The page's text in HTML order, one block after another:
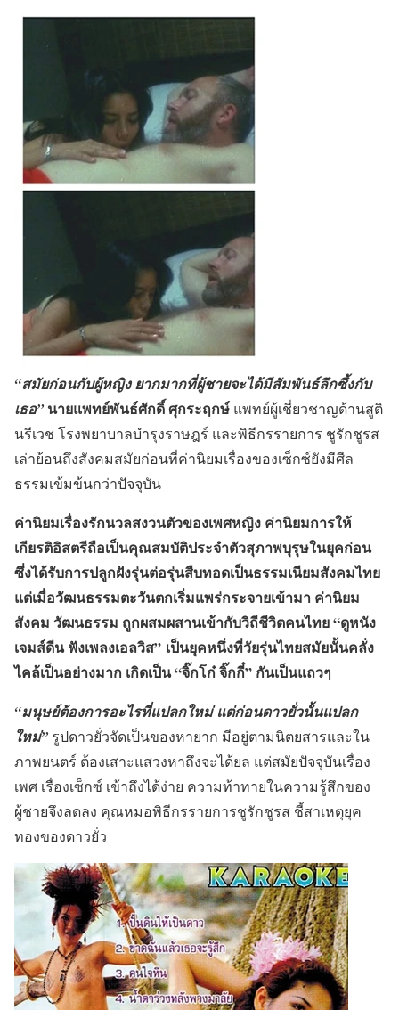
“สมัยก่อนกับผู้หญิง ยากมากที่ผู้ชายจะได้มีสัมพันธ์ลึกซึ้งกับ
เธอ”นายแพทย์พันธ์ศักดิ์ ศุกระฤกษ์ แพทย์ผู้เชี่ยวชาญด้านสูติ
นรีเวช โรงพยาบาลบำรุงราษฎร์ และพิธีกรรายการ ชูรักชูรส
เล่าย้อนถึงสังคมสมัยก่อนที่ค่านิยมเรื่องของเซ็กซ์ยังมีศีล
ธรรมเข้มข้นกว่าปัจจุบัน
ค่านิยมเรื่องรักนวลสงวนตัวของเพศหญิง ค่านิยมการให้
เกียรติอิสตรีถือเป็นคุณสมบัติประจำตัวสุภาพบุรุษในยุคก่อน
ซึ่งได้รับการปลูกฝังรุ่นต่อรุ่นสืบทอดเป็นธรรมเนียมสังคมไทย
แต่เมื่อวัฒนธรรมตะวันตกเริ่มแพร่กระจายเข้ามา ค่านิยม
สังคม วัฒนธรรม ถูกผสมผสานเข้ากับวิถีชีวิตคนไทย“ดูหนัง
เจมส์ดีน ฟังเพลงเอลวิส” เป็นยุคหนึ่งที่วัยรุ่นไทยสมัยนั้นคลั่ง
ไคล้เป็นอย่างมาก เกิดเป็น“จิ๊กโก๋ จิ๊กกี๋” กันเป็นแถวๆ
“มนุษย์ต้องการอะไรที่แปลกใหม่ แต่ก่อนดาวยั่วนั้นแปลก
ใหม่” รูปดาวยั่วจัดเป็นของหายาก มีอยู่ตามนิตยสารและใน
ภาพยนตร์ ต้องเสาะแสวงหาถึงจะได้ยล แต่สมัยปัจจุบันเรื่อง
เพศ เรื่องเซ็กซ์ เข้าถึงได้ง่าย ความท้าทายในความรู้สึกของ
ผู้ชายจึงลดลง คุณหมอพิธีกรรายการชูรักชูรส ชี้สาเหตุยุค
ทองของดาวยั่ว